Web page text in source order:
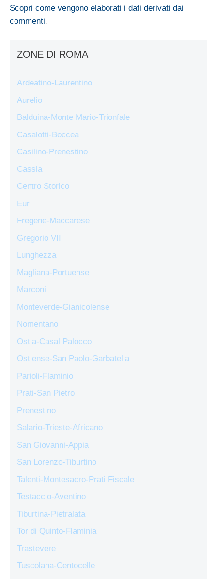
Scopri come vengono elaborati i dati derivati dai
commenti.
ZONE DI ROMA
Ardeatino-Laurentino
Aurelio
Balduina-Monte Mario-Trionfale
Casalotti-Boccea
Casilino-Prenestino
Cassia
Centro Storico
Eur
Fregene-Maccarese
Gregorio VII
Lunghezza
Magliana-Portuense
Marconi
Monteverde-Gianicolense
Nomentano
Ostia-Casal Palocco
Ostiense-San Paolo-Garbatella
Parioli-Flaminio
Prati-San Pietro
Prenestino
Salario-Trieste-Africano
San Giovanni-Appia
San Lorenzo-Tiburtino
Talenti-Montesacro-Prati Fiscale
Testaccio-Aventino
Tiburtina-Pietralata
Tor di Quinto-Flaminia
Trastevere
Tuscolana-Centocelle